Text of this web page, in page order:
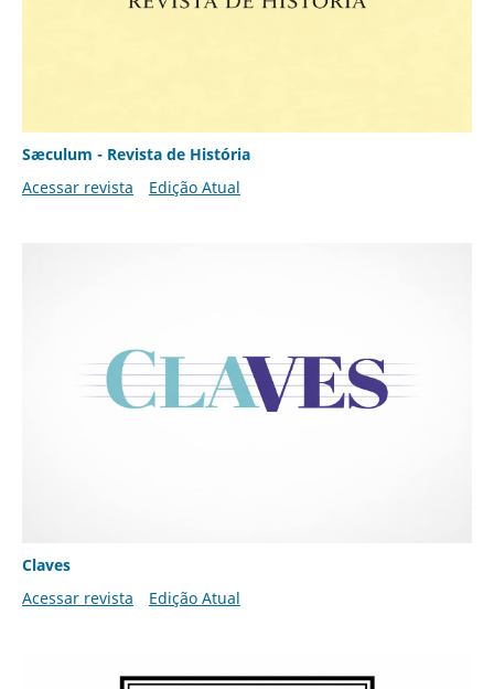
Sæculum - Revista de História
Acessar revista
Edição Atual
Claves
Acessar revista
Edição Atual